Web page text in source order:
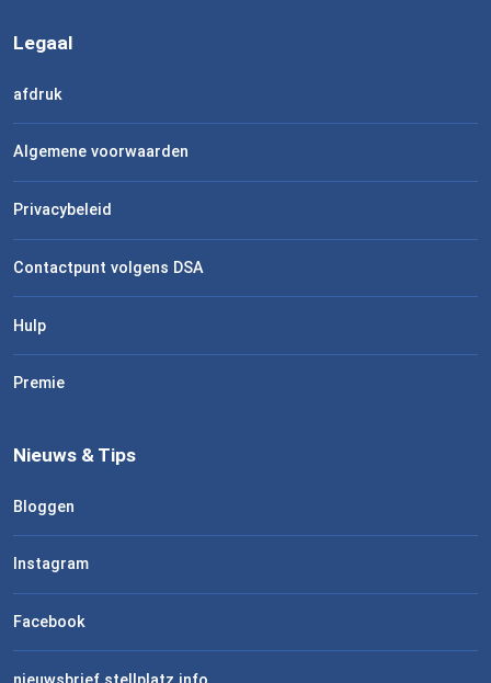
Legaal
afdruk
Algemene voorwaarden
Privacybeleid
Contactpunt volgens DSA
Hulp
Premie
Nieuws & Tips
Bloggen
Instagram
Facebook